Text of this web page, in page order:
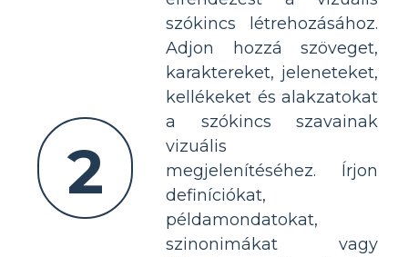
2
szókincs létrehozásához.
Adjon hozzá szöveget,
karaktereket, jeleneteket,
kellékeket és alakzatokat
a szókincs szavainak
vizuális
megjelenítéséhez. Írjon
definíciókat,
példamondatokat,
szinonimákat vagy